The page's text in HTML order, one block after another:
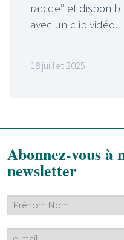
rapide” et
avec un clip vidéo.
18 juillet 2025
Abonnez-vous à
newsletter